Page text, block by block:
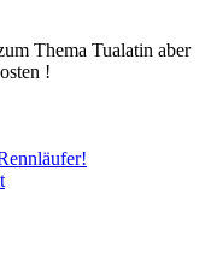
Thema Tualatin aber
!